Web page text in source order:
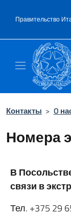
Правительство
Шапка
Контакты > O
Номера
В
связи в
Тел. +375 29